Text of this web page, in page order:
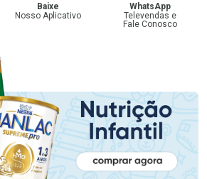
Baixe
Nosso Aplicativo
WhatsApp
Televendas e
Fale Conosco